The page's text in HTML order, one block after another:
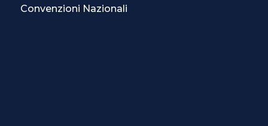
Convenzioni Nazionali